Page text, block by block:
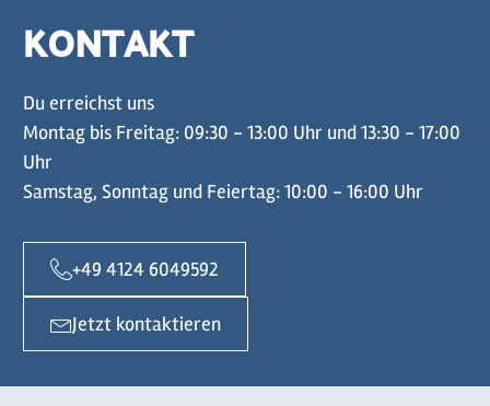
KONTAKT
Du erreichst uns
Montag bis Freitag: 09:30 - 13:00 Uhr und 13:30 - 17:00
Uhr
Samstag, Sonntag und Feiertag: 10:00 - 16:00 Uhr
+49 4124 6049592
Jetzt kontaktieren